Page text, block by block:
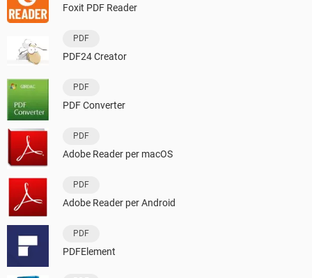
Foxit PDF Reader
PDF
PDF24 Creator
PDF
PDF Converter
PDF
Adobe Reader per macOS
PDF
Adobe Reader per Android
PDF
PDFElement